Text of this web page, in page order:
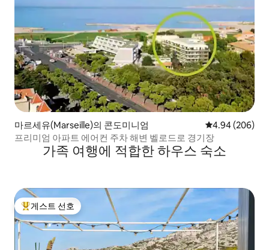
마르세유(Marseille)의 콘도미니엄 평점 4.94점(5
4.94 (206)
프리미엄 아파트 에어컨 주차 해변 벨로드로 경기장
가족 여행에 적합한 하우스 숙소
상위 게스트 선호
게스트 선호